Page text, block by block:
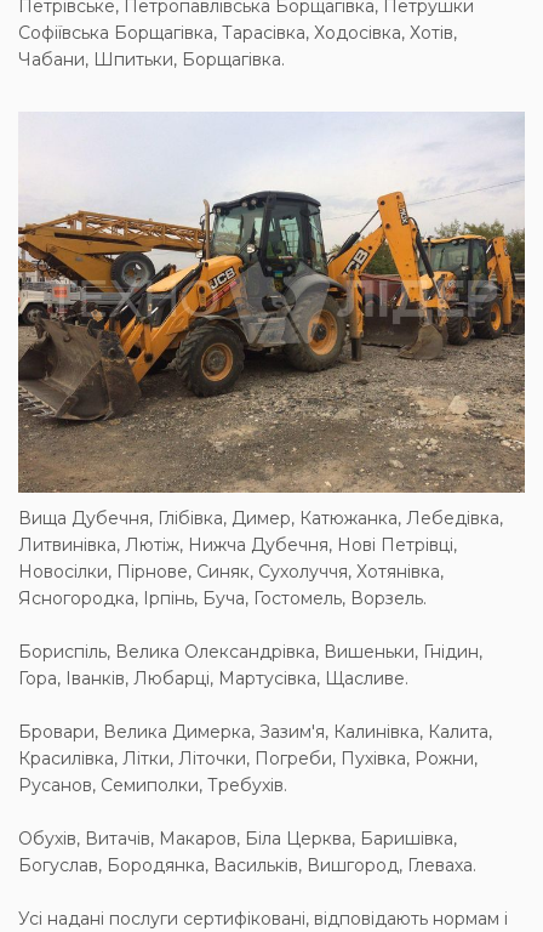
Петрівське, Петропавлівська Борщагівка, Петрушки
Софіївська Борщагівка, Тарасівка, Ходосівка, Хотів,
Чабани, Шпитьки, Борщагівка.
Вища Дубечня, Глібівка, Димер, Катюжанка, Лебедівка,
Литвинівка, Лютіж, Нижча Дубечня, Нові Петрівці,
Новосілки, Пірнове, Синяк, Сухолуччя, Хотянівка,
Ясногородка, Ірпінь, Буча, Гостомель, Ворзель.
Бориспіль, Велика Олександрівка, Вишеньки, Гнідин,
Гора, Іванків, Любарці, Мартусівка, Щасливе.
Бровари, Велика Димерка, Зазим'я, Калинівка, Калита,
Красилівка, Літки, Літочки, Погреби, Пухівка, Рожни,
Русанов, Семиполки, Требухів.
Обухів, Витачів, Макаров, Біла Церква, Баришівка,
Богуслав, Бородянка, Васильків, Вишгород, Глеваха.
Усі надані послуги сертифіковані, відповідають нормам і